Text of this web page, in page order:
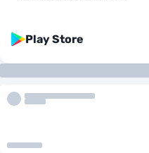
Play Store